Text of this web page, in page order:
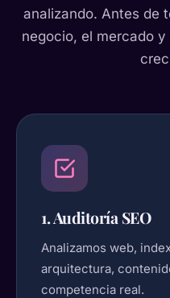
analizando. Antes de
negocio, el mercado
1. Auditoría SEO
Analizamos web,
arquitectura,
competencia real.